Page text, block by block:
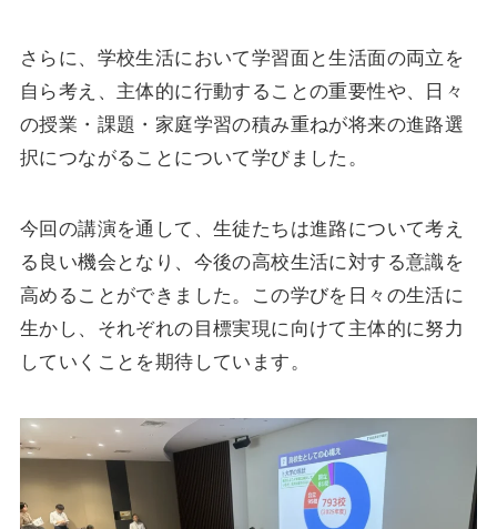
さらに、学校生活において学習面と生活面の両立を
自ら考え、主体的に行動することの重要性や、日々
の授業・課題・家庭学習の積み重ねが将来の進路選
択につながることについて学びました。
今回の講演を通して、生徒たちは進路について考え
る良い機会となり、今後の高校生活に対する意識を
高めることができました。この学びを日々の生活に
生かし、それぞれの目標実現に向けて主体的に努力
していくことを期待しています。